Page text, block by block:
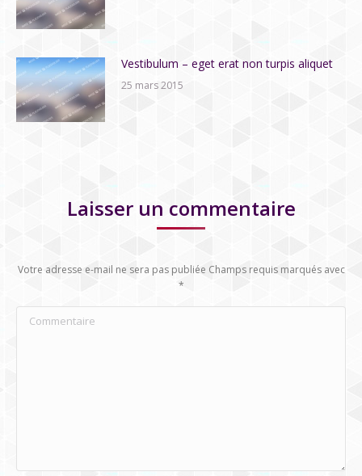
Vestibulum – eget erat non turpis aliquet
25 mars 2015
Laisser un commentaire
Votre adresse e-mail ne sera pas publiée Champs requis marqués avec
*
Commentaire